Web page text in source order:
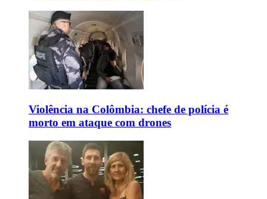
Violência na Colômbia: chefe de polícia é
morto em ataque com drones